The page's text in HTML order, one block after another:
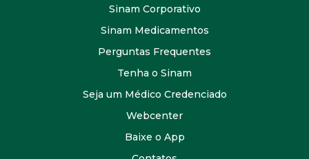
Sinam Corporativo
Sinam Medicamentos
Perguntas Frequentes
Tenha o Sinam
Seja um Médico Credenciado
Webcenter
Baixe o App